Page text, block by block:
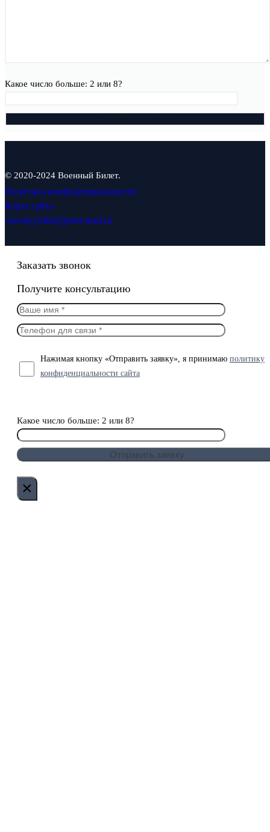
Какое число больше: 2 или 8?
© 2020-2024 Военный Билет.
Политика конфиденциальности
Карта сайта
voennyj-bilet@jurist-mail.ru
Заказать звонок
Получите консультацию
Нажимая кнопку «Отправить заявку», я принимаю политику
конфиденциальности сайта
Какое число больше: 2 или 8?
×